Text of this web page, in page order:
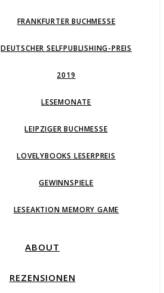
FRANKFURTER BUCHMESSE
DEUTSCHER SELFPUBLISHING-PREIS
2019
LESEMONATE
LEIPZIGER BUCHMESSE
LOVELYBOOKS LESERPREIS
GEWINNSPIELE
LESEAKTION MEMORY GAME
ABOUT
REZENSIONEN